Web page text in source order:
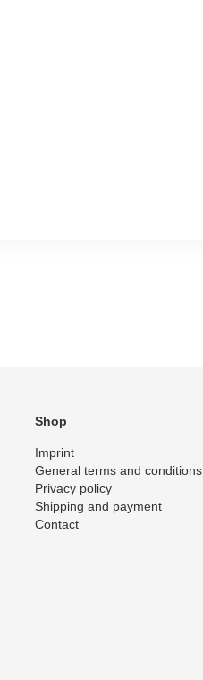
Shop
Imprint
General terms and conditions
Privacy policy
Shipping and payment
Contact